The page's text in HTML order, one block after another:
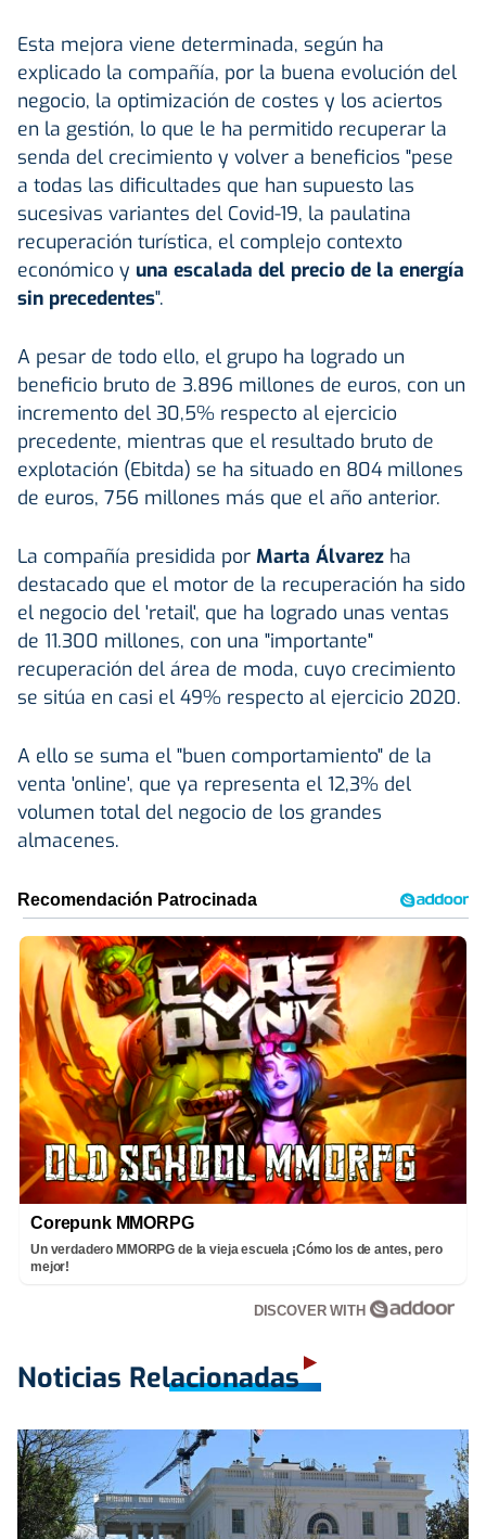
Esta mejora viene determinada, según ha
explicado la compañía, por la buena evolución del
negocio, la optimización de costes y los aciertos
en la gestión, lo que le ha permitido recuperar la
senda del crecimiento y volver a beneficios "pese
a todas las dificultades que han supuesto las
sucesivas variantes del Covid-19, la paulatina
recuperación turística, el complejo contexto
económico y una escalada del precio de la energía
sin precedentes".
A pesar de todo ello, el grupo ha logrado un
beneficio bruto de 3.896 millones de euros, con un
incremento del 30,5% respecto al ejercicio
precedente, mientras que el resultado bruto de
explotación (Ebitda) se ha situado en 804 millones
de euros, 756 millones más que el año anterior.
La compañía presidida por Marta Álvarez ha
destacado que el motor de la recuperación ha sido
el negocio del 'retail', que ha logrado unas ventas
de 11.300 millones, con una "importante"
recuperación del área de moda, cuyo crecimiento
se sitúa en casi el 49% respecto al ejercicio 2020.
A ello se suma el "buen comportamiento" de la
venta 'online', que ya representa el 12,3% del
volumen total del negocio de los grandes
almacenes.
Corepunk MMORPG
Un verdadero MMORPG de la vieja escuela ¡Cómo los de antes, pero
mejor!
DISCOVER WITH
Noticias Relacionadas